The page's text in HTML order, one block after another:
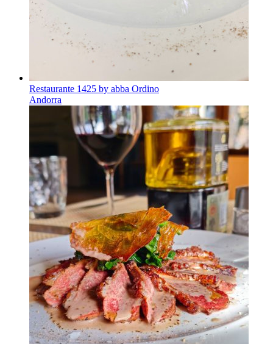
Restaurante 1425 by abba Ordino
Andorra